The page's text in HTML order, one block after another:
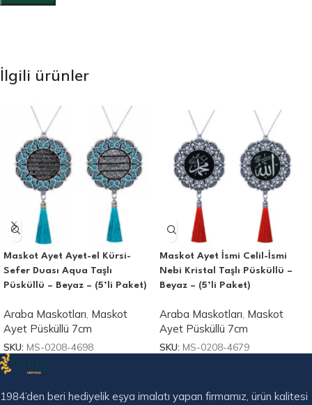
İlgili ürünler
Maskot Ayet Ayet-el Kürsi-
Sefer Duası Aqua Taşlı
Püsküllü – Beyaz – (5’li Paket)
Araba Maskotları, Maskot
Ayet Püsküllü 7cm
SKU: MS-0208-4698
Maskot Ayet İsmi Celil-İsmi
Nebi Kristal Taşlı Püsküllü –
Beyaz – (5’li Paket)
Araba Maskotları, Maskot
Ayet Püsküllü 7cm
SKU: MS-0208-4679
1984’den beri hediyelik eşya imalatı yapan firmamız, ürün kalitesi